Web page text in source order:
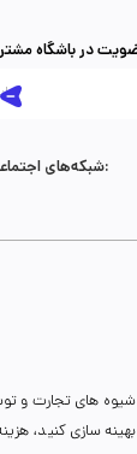
شبکه‌های اجتماعی:
های تجارت و
بهینه سازی